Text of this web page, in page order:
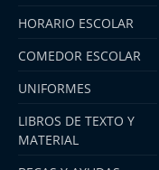
HORARIO ESCOLAR
COMEDOR ESCOLAR
UNIFORMES
LIBROS DE TEXTO Y
MATERIAL